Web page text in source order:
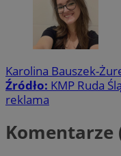
Karolina Bauszek-
Źródło: KMP Ruda
reklama
Komentarze